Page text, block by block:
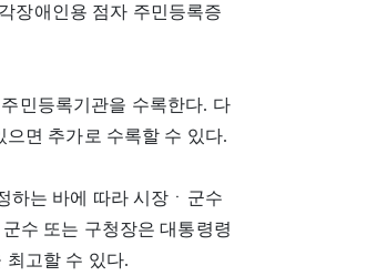
장애인용 점자 주민등록증
민등록기관을 수록한다. 다
면 추가로 수록할 수 있다.
하는 바에 따라 시장ㆍ군수
수 또는 구청장은 대통령령
최고할 수 있다.